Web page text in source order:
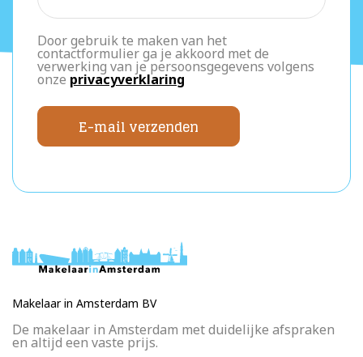
Door gebruik te maken van het
contactformulier ga je akkoord met de
verwerking van je persoonsgegevens volgens
onze privacyverklaring
E-mail verzenden
Makelaar in Amsterdam BV
De makelaar in Amsterdam met duidelijke afspraken
en altijd een vaste prijs.